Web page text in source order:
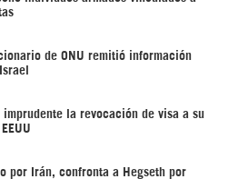
de ONU remitió información
imprudente la revocación de visa a su
por Irán, confronta a Hegseth por